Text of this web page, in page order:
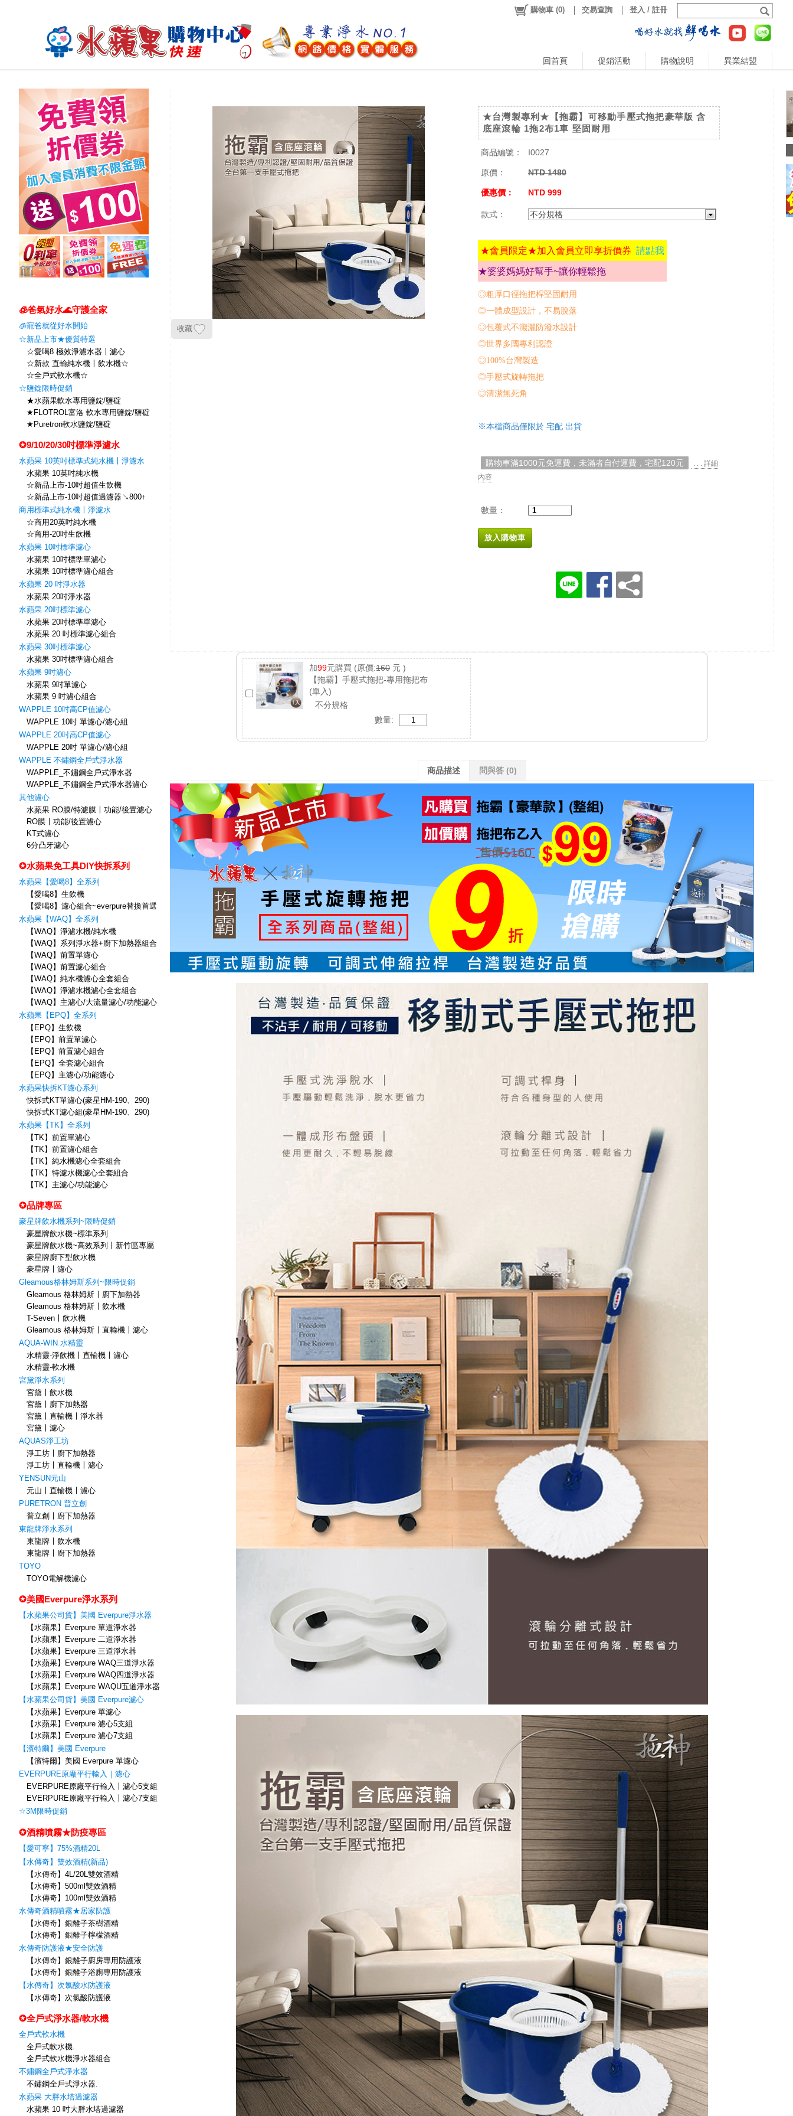
回首頁 促銷活動 購物說明 異業結盟
購物車 (0) 交易查詢 登入 / 註冊
🧊爸氣好水🌊守護全家
🧊寵爸就從好水開始
☆新品上市★優質特選
☆愛喝8 極效淨濾水器〡濾心
☆新款 直輸純水機〡飲水機☆
☆全戶式軟水機☆
☆鹽錠限時促銷
★水蘋果軟水專用鹽錠/鹽碇
★FLOTROL富洛 軟水專用鹽錠/鹽碇
★Puretron軟水鹽錠/鹽碇
✪9/10/20/30吋標準淨濾水
水蘋果 10英吋標準式純水機〡淨濾水
水蘋果 10英吋純水機
☆新品上市-10吋超值生飲機
☆新品上市-10吋超值過濾器↘800↑
商用標準式純水機〡淨濾水
☆商用20英吋純水機
☆商用-20吋生飲機
水蘋果 10吋標準濾心
水蘋果 10吋標準單濾心
水蘋果 10吋標準濾心組合
水蘋果 20 吋淨水器
水蘋果 20吋淨水器
水蘋果 20吋標準濾心
水蘋果 20吋標準單濾心
水蘋果 20 吋標準濾心組合
水蘋果 30吋標準濾心
水蘋果 30吋標準濾心組合
水蘋果 9吋濾心
水蘋果 9吋單濾心
水蘋果 9 吋濾心組合
WAPPLE 10吋高CP值濾心
WAPPLE 10吋 單濾心/濾心組
WAPPLE 20吋高CP值濾心
WAPPLE 20吋 單濾心/濾心組
WAPPLE 不鏽鋼全戶式淨水器
WAPPLE_不鏽鋼全戶式淨水器
WAPPLE_不鏽鋼全戶式淨水器濾心
其他濾心
水蘋果 RO膜/特濾膜〡功能/後置濾心
RO膜〡功能/後置濾心
KT式濾心
6分凸牙濾心
✪水蘋果免工具DIY快拆系列
水蘋果【愛喝8】全系列
【愛喝8】生飲機
【愛喝8】濾心組合~everpure替換首選
水蘋果【WAQ】全系列
【WAQ】淨濾水機/純水機
【WAQ】系列淨水器+廚下加熱器組合
【WAQ】前置單濾心
【WAQ】前置濾心組合
【WAQ】純水機濾心全套組合
【WAQ】淨濾水機濾心全套組合
【WAQ】主濾心/大流量濾心/功能濾心
水蘋果【EPQ】全系列
【EPQ】生飲機
【EPQ】前置單濾心
【EPQ】前置濾心組合
【EPQ】全套濾心組合
【EPQ】主濾心/功能濾心
水蘋果快拆KT濾心系列
快拆式KT單濾心(豪星HM-190、290)
快拆式KT濾心組(豪星HM-190、290)
水蘋果【TK】全系列
【TK】前置單濾心
【TK】前置濾心組合
【TK】純水機濾心全套組合
【TK】特濾水機濾心全套組合
【TK】主濾心/功能濾心
✪品牌專區
豪星牌飲水機系列~限時促銷
豪星牌飲水機~標準系列
豪星牌飲水機~高效系列〡新竹區專屬
豪星牌廚下型飲水機
豪星牌〡濾心
Gleamous格林姆斯系列~限時促銷
Gleamous 格林姆斯〡廚下加熱器
Gleamous 格林姆斯〡飲水機
T-Seven〡飲水機
Gleamous 格林姆斯〡直輸機〡濾心
AQUA-WIN 水精靈
水精靈-淨飲機〡直輸機〡濾心
水精靈-軟水機
宮黛淨水系列
宮黛〡飲水機
宮黛〡廚下加熱器
宮黛〡直輸機〡淨水器
宮黛〡濾心
AQUAS淨工坊
淨工坊〡廚下加熱器
淨工坊〡直輸機〡濾心
YENSUN元山
元山〡直輸機〡濾心
PURETRON 普立創
普立創〡廚下加熱器
東龍牌淨水系列
東龍牌〡飲水機
東龍牌〡廚下加熱器
TOYO
TOYO電解機濾心
✪美國Everpure淨水系列
【水蘋果公司貨】美國 Everpure淨水器
【水蘋果】Everpure 單道淨水器
【水蘋果】Everpure 二道淨水器
【水蘋果】Everpure 三道淨水器
【水蘋果】Everpure WAQ三道淨水器
【水蘋果】Everpure WAQ四道淨水器
【水蘋果】Everpure WAQU五道淨水器
【水蘋果公司貨】美國 Everpure濾心
【水蘋果】Everpure 單濾心
【水蘋果】Everpure 濾心5支組
【水蘋果】Everpure 濾心7支組
【濱特爾】美國 Everpure
【濱特爾】美國 Everpure 單濾心
EVERPURE原廠平行輸入｜濾心
EVERPURE原廠平行輸入〡濾心5支組
EVERPURE原廠平行輸入〡濾心7支組
☆3M限時促銷
✪酒精噴霧★防疫專區
【愛可寧】75%酒精20L
【水傳奇】雙效酒精(新品)
【水傳奇】4L/20L雙效酒精
【水傳奇】500ml雙效酒精
【水傳奇】100ml雙效酒精
水傳奇酒精噴霧★居家防護
【水傳奇】銀離子茶樹酒精
【水傳奇】銀離子檸檬酒精
水傳奇防護液★安全防護
【水傳奇】銀離子廚房專用防護液
【水傳奇】銀離子浴廁專用防護液
【水傳奇】次氯酸水防護液
【水傳奇】次氯酸防護液
✪全戶式淨水器/軟水機
全戶式軟水機
全戶式軟水機.
全戶式軟水機淨水器組合
不鏽鋼全戶式淨水器
不鏽鋼全戶式淨水器.
水蘋果 大胖水塔過濾器
水蘋果 10 吋大胖水塔過濾器
收藏
★台灣製專利★【拖霸】可移動手壓式拖把豪華版 含
底座滾輪 1拖2布1車 堅固耐用
商品編號： I0027
原價： NTD 1480
優惠價： NTD 999
款式： 不分規格
★會員限定★加入會員立即享折價券 請點我
★婆婆媽媽好幫手~讓你輕鬆拖
◎粗厚口徑拖把桿堅固耐用
◎一體成型設計，不易脫落
◎包覆式不濺灑防潑水設計
◎世界多國專利認證
◎100%台灣製造
◎手壓式旋轉拖把
◎清潔無死角
※本檔商品僅限於 宅配 出貨
購物車滿1000元免運費，未滿者自付運費，宅配120元
. . . 詳細
內容
數量：
放入購物車
加99元購買 (原價:160 元 )
【拖霸】手壓式拖把-專用拖把布
(單入)
不分規格
數量:
商品描述 問與答 (0)